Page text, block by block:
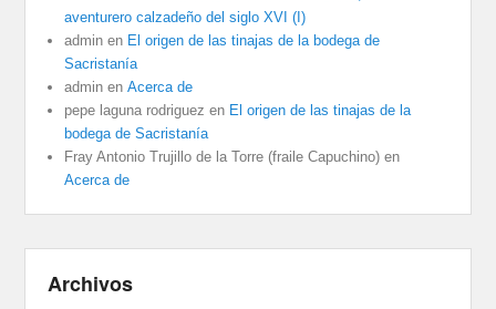
aventurero calzadeño del siglo XVI (I)
admin en El origen de las tinajas de la bodega de
Sacristanía
admin enAcerca de
pepe laguna rodriguez en El origen de las tinajas de la
bodega de Sacristanía
Fray Antonio Trujillo de la Torre (fraile Capuchino) en
Acerca de
Archivos